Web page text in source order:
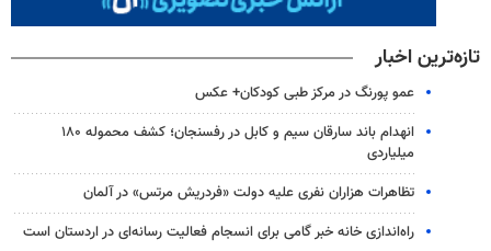
تازه‌ترین اخبار
عمو پورنگ در مرکز طبی کودکان+ عکس
انهدام باند سارقان سیم و کابل در رفسنجان؛ کشف محموله ۱۸۰
میلیاردی
تظاهرات هزاران نفری علیه دولت «فردریش مرتس» در آلمان
راه‌اندازی خانه خبر گامی برای انسجام فعالیت رسانه‌ای در اردستان است